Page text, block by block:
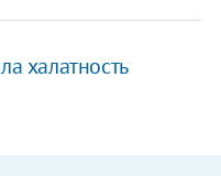
халатность